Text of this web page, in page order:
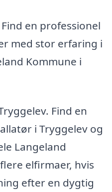
en professionel
med stor erfaring i
Kommune i
Find en
i Tryggelev og
Langeland
elfirmaer, hvis
efter en dygtig